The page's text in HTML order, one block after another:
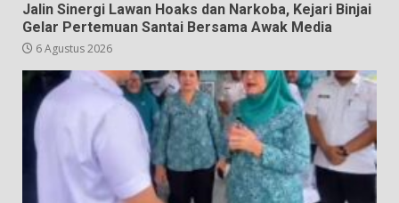
Jalin Sinergi Lawan Hoaks dan Narkoba, Kejari Binjai
Gelar Pertemuan Santai Bersama Awak Media
6 Agustus 2026